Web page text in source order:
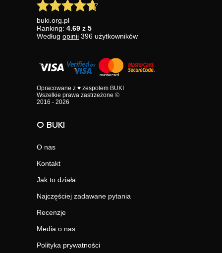
buki.org.pl
Ranking: 4.69 z 5
Według opinii 396 użytkowników
Opracowane z ♥ zespołem BUKI
Wszelkie prawa zastrzeżone ©
2016 - 2026
O BUKI
O nas
Kontakt
Jak to działa
Najczęściej zadawane pytania
Recenzje
Media o nas
Polityka prywatności